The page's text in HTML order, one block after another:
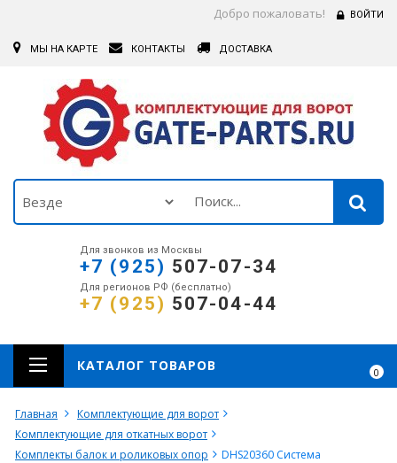
Добро пожаловать! ВОЙТИ
МЫ НА КАРТЕ КОНТАКТЫ ДОСТАВКА
Для звонков из Москвы
+7 (925) 507-07-34
Для регионов РФ (бесплатно)
+7 (925) 507-04-44
0
КАТАЛОГ ТОВАРОВ
Главная
Комплектующие для ворот
Комплектующие для откатных ворот
Комплекты балок и роликовых опор
DHS20360 Система